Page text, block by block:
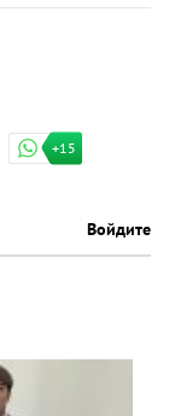
+15
Войдите